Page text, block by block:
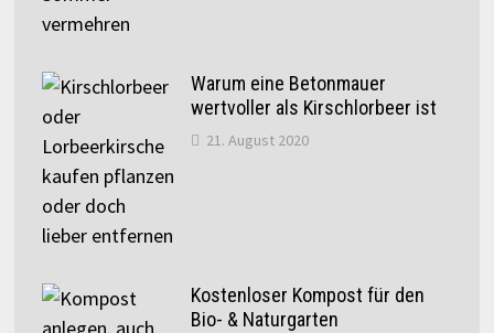
Warum eine Betonmauer
wertvoller als Kirschlorbeer ist
21. August 2020
Kostenloser Kompost für den
Bio- & Naturgarten